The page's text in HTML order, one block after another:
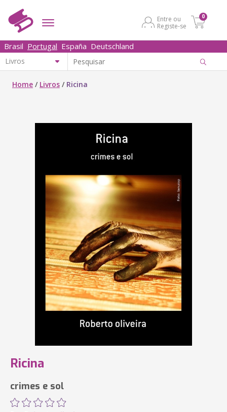
Entre ou
Registe-se
0
Brasil Portugal España Deutschland
Home / Livros / Ricina
Ricina
crimes e sol